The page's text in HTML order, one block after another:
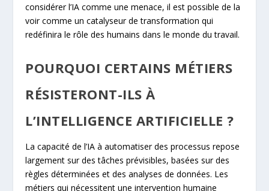
considérer l’IA comme une menace, il est possible de la
voir comme un catalyseur de transformation qui
redéfinira le rôle des humains dans le monde du travail.
POURQUOI CERTAINS MÉTIERS
RÉSISTERONT-ILS À
L’INTELLIGENCE ARTIFICIELLE ?
La capacité de l’IA à automatiser des processus repose
largement sur des tâches prévisibles, basées sur des
règles déterminées et des analyses de données. Les
métiers qui nécessitent une intervention humaine